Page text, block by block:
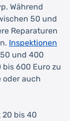
Während
50 und
Reparaturen
Inspektionen
und 400
600 Euro zu
oder auch
20 bis 40